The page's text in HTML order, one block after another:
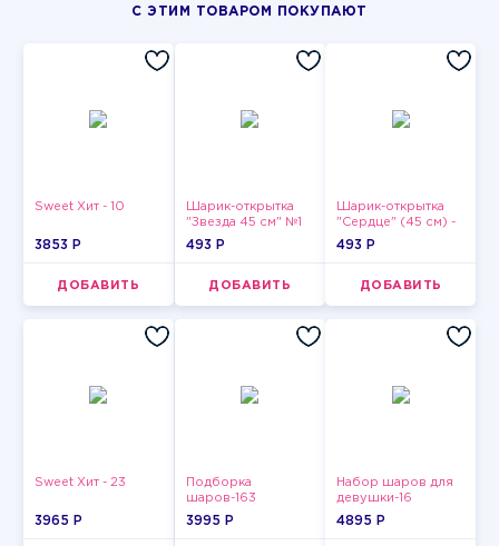
С ЭТИМ ТОВАРОМ ПОКУПАЮТ
Sweet Хит - 10
3853 P
ДОБАВИТЬ
Шарик-открытка
"Звезда 45 см" №1
493 P
ДОБАВИТЬ
Шарик-открытка
"Сердце" (45 см) -
2
493 P
ДОБАВИТЬ
Sweet Хит - 23
3965 P
Подборка
шаров-163
3995 P
Набор шаров для
девушки-16
4895 P